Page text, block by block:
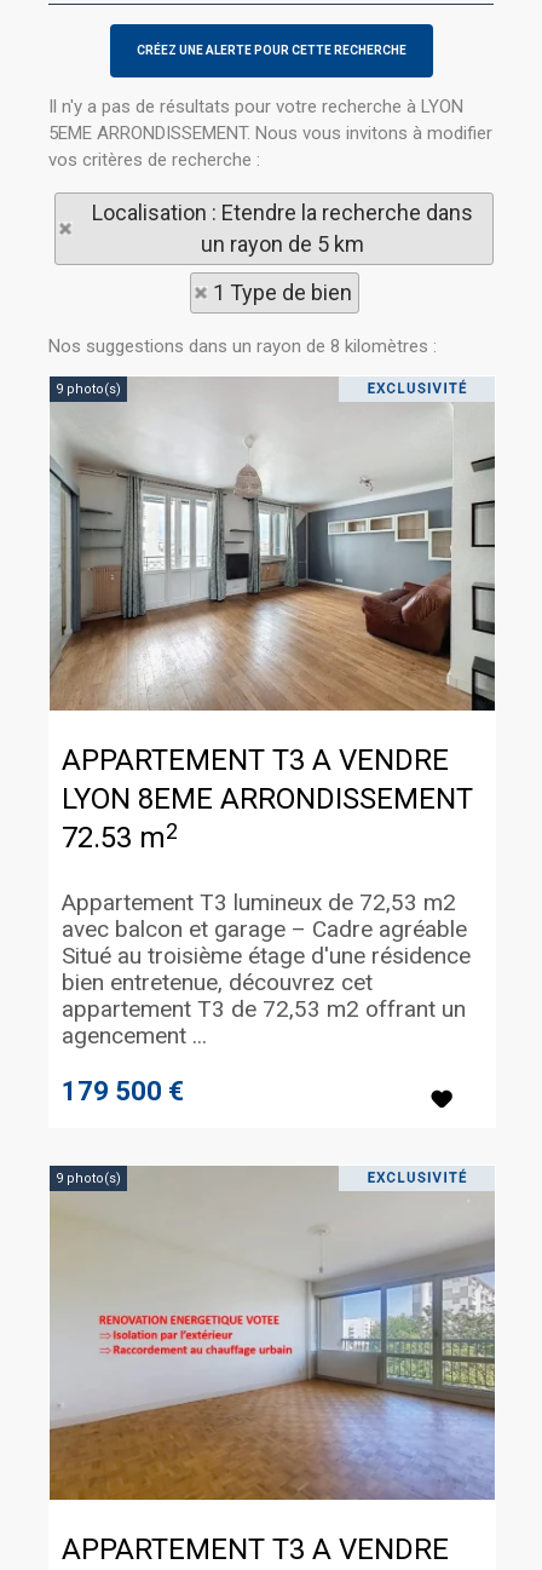
Il n'y a pas de résultats pour votre recherche à LYON
5EME ARRONDISSEMENT. Nous vous invitons à modifier
vos critères de recherche :
Localisation : Etendre la recherche dans
un rayon de 5 km
1 Type de bien
Nos suggestions dans un rayon de 8 kilomètres :
9 photo(s)
APPARTEMENT T3 A VENDRE
LYON 8EME ARRONDISSEMENT
72.53 m2
179 500 €
Appartement T3 lumineux de 72,53 m2
avec balcon et garage – Cadre agréable
Situé au troisième étage d'une résidence
bien entretenue, découvrez cet
appartement T3 de 72,53 m2 offrant un
agencement ...
9 photo(s)
APPARTEMENT T3 A VENDRE